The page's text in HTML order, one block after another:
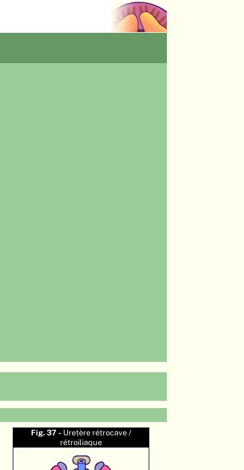
Fig. 37 - Uretère rétrocave /
rétroiliaque